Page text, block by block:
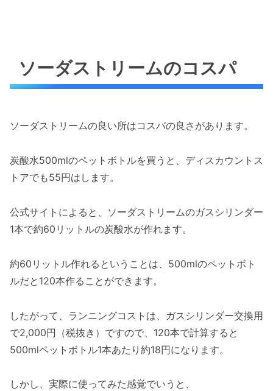
ソーダストリームのコスパ
ソーダストリームの良い所はコスパの良さがあります。
炭酸水500mlのペットボトルを買うと、ディスカウントス
トアでも55円はします。
公式サイトによると、ソーダストリームのガスシリンダー
1本で約60リットルの炭酸水が作れます。
約60リットル作れるということは、500mlのペットボト
ルだと120本作ることができます。
したがって、ランニングコストは、ガスシリンダー交換用
で2,000円（税抜き）ですので、120本で計算すると
500mlペットボトル1本あたり約18円になります。
しかし、実際に使ってみた感覚でいうと、